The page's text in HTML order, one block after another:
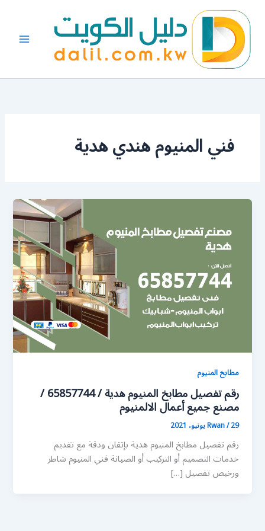
المحتوى
فني المنيوم هندي هدية
مطابخ المنيوم
رقم تفصيل مطابخ المنيوم هدية / 65857744 /
مصنع جميع أعمال الالمنيوم
Rwan/29 يونيو، 2021
رقم تفصيل مطابخ المنيوم هدية بإتقان ودقة مع تقديم
خدمات التصميم أو التركيب أو الصيانة فني المنيوم شاطر
ورخيص تفصيل […]